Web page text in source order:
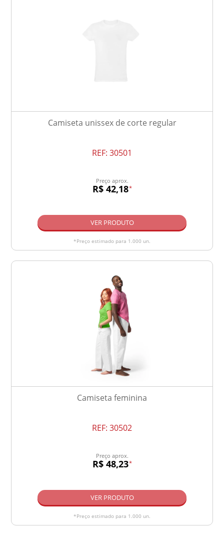
Camiseta unissex de corte regular
REF: 30501
Preço aprox.
R$ 42,18*
VER PRODUTO
*Preço estimado para 1.000 un.
Camiseta feminina
REF: 30502
Preço aprox.
R$ 48,23*
VER PRODUTO
*Preço estimado para 1.000 un.